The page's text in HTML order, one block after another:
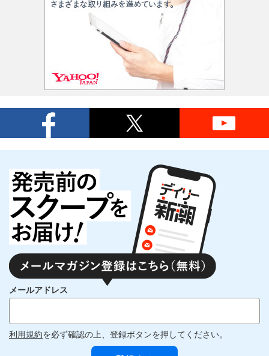
メールアドレス
利用規約を必ず確認の上、登録ボタンを押してください。